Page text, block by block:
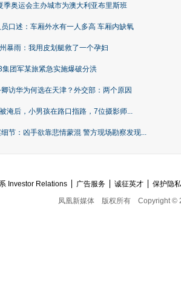
季奥运会主办城市为澳大利亚布里斯班
口述：车厢外水有一人多高 车厢内缺氧
暴雨：我用皮划艇救了一个孕妇
团军某旅紧急实施爆破分洪
访华为何选在天津？外交部：两个原因
淹后，小男孩在路口指路，7位摄影师...
节：凶手欲靠悲情蒙混 警方现场勘察发现...
Investor Relations 广告服务 诚征英才
保护隐
凤凰新媒体
版权所有 Copyright ©